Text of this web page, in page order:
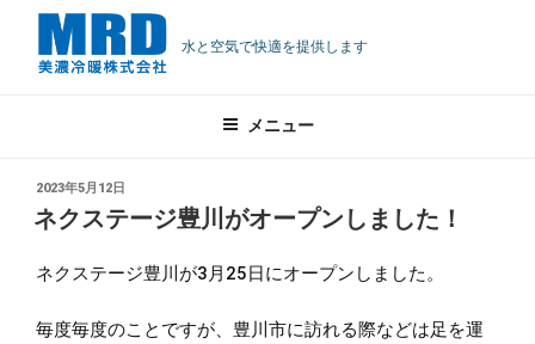
水と空気で快適を提供します
メニュー
川がオープンし
ました！
仲間が増えまし
た！
間が増えまし
た！
土岐市学校空調が
終わりました！
戸南店がオープ
ンします！
近江がオープン
しました！
岐が完成しまし
た！
で紹介されまし
た！！
座 9月18日オー
プンします！！
工事部に仲間が増
えました！
投
稿
日:
2023年5月12日
ネクステージ豊川がオープンしました！
ネクステージ豊川が3月25日にオープンしました。
毎度毎度のことですが、豊川市に訪れる際などは足を運